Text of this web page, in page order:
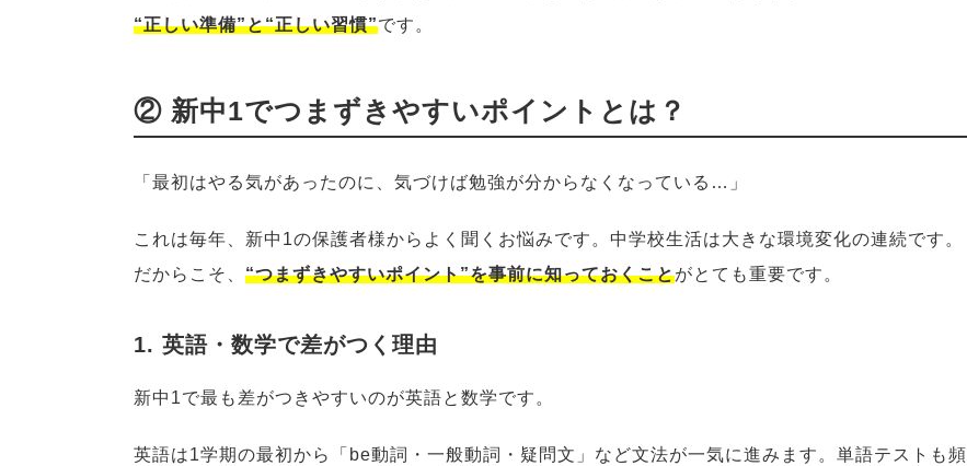
“正しい準備”と“正しい習慣”です。
② 新中1でつまずきやすいポイントとは？
「最初はやる気があったのに、気づけば勉強が分からなくなっている…」
これは毎年、新中1の保護者様からよく聞くお悩みです。中学校生活は大きな環境変化の連続です。
だからこそ、 “つまずきやすいポイント”を事前に知っておくことがとても重要です。
1. 英語・数学で差がつく理由
新中1で最も差がつきやすいのが英語と数学です。
英語は1学期の最初から「be動詞・一般動詞・疑問文」など文法が一気に進みます。単語テストも頻